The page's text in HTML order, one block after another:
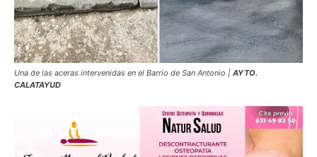
Una de las aceras intervenidas en el Barrio de San Antonio | AYTO.
CALATAYUD